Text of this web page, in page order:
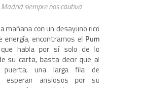
siempre nos cautiva
mañana con un desayuno rico
energía, encontramos el Pum
habla por sí solo de lo
su carta, basta decir que al
una larga fila de
esperan ansiosos por su